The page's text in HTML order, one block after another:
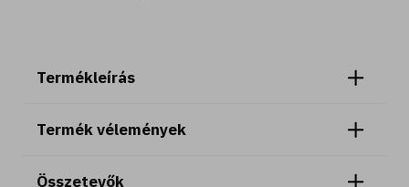
Termékleírás
Termék vélemények
Összetevők